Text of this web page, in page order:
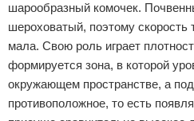
шарообразный комочек.
шероховатый, поэтому скорость
мала. Свою роль играет
формируется зона, в которой
окружающем пространстве, а
противоположное, то есть